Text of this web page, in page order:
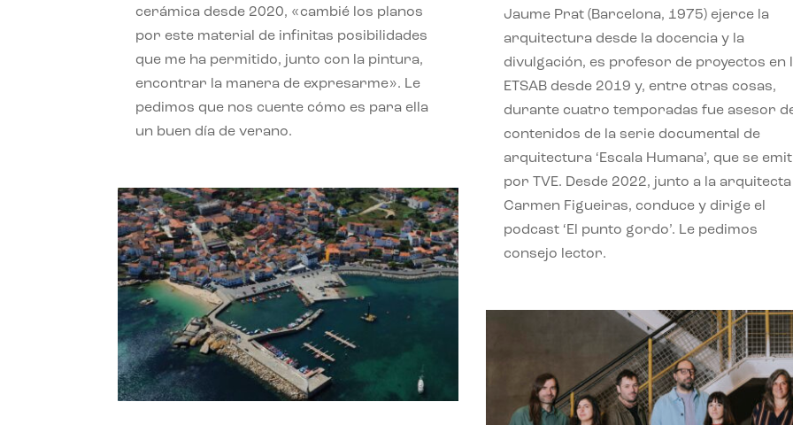
cerámica desde 2020, «cambié los planos
por este material de infinitas posibilidades
que me ha permitido, junto con la pintura,
encontrar la manera de expresarme». Le
pedimos que nos cuente cómo es para ella
un buen día de verano.
Jaume Prat (Barcelona, 1975) ejerce la
arquitectura desde la docencia y la
divulgación, es profesor de proyectos en
ETSAB desde 2019 y, entre otras cosas,
durante cuatro temporadas fue asesor
contenidos de la serie documental de
arquitectura ‘Escala Humana’, que se
por TVE. Desde 2022, junto a la arquitecta
Carmen Figueiras, conduce y dirige el
podcast ‘El punto gordo’. Le pedimos
consejo lector.